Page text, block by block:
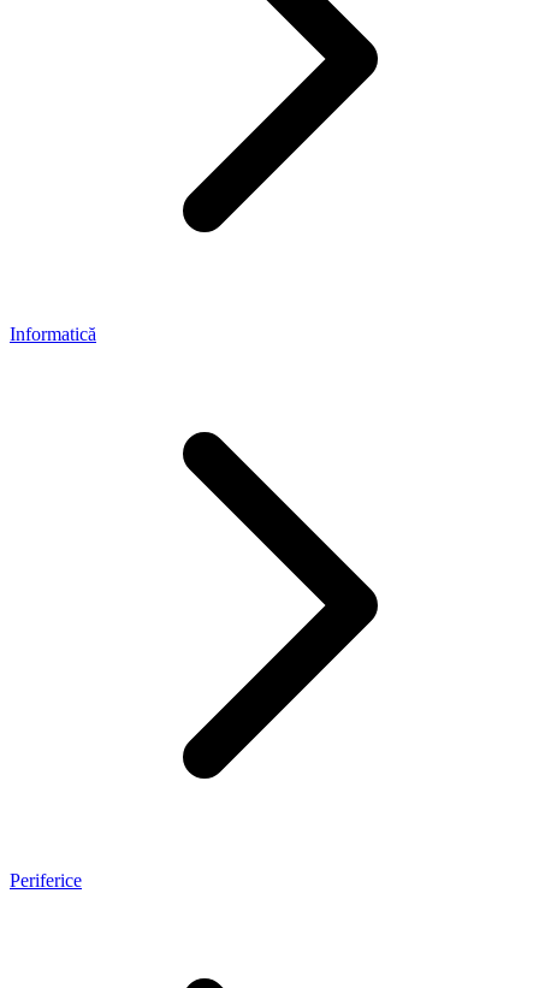
Informatică
Periferice